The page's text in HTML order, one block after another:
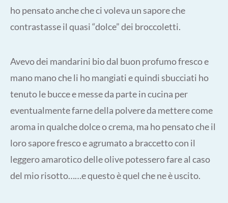
ho pensato anche che ci voleva un sapore che
contrastasse il quasi “dolce” dei broccoletti.
Avevo dei mandarini bio dal buon profumo fresco e
mano mano che li ho mangiati e quindi sbucciati ho
tenuto le bucce e messe da parte in cucina per
eventualmente farne della polvere da mettere come
aroma in qualche dolce o crema, ma ho pensato che il
loro sapore fresco e agrumato a braccetto con il
leggero amarotico delle olive potessero fare al caso
del mio risotto……e questo è quel che ne è uscito.